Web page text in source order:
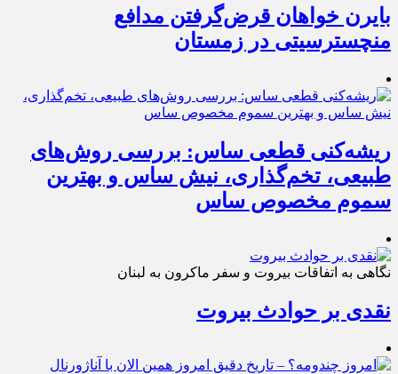
بایرن خواهان قرض‌گرفتن مدافع
منچسترسیتی در زمستان
ریشه‌کنی قطعی ساس: بررسی روش‌های
طبیعی، تخم‌گذاری، نیش ساس و بهترین
سموم مخصوص ساس
نگاهی به اتفاقات بیروت و سفر ماکرون به لبنان
نقدی بر حوادث بیروت